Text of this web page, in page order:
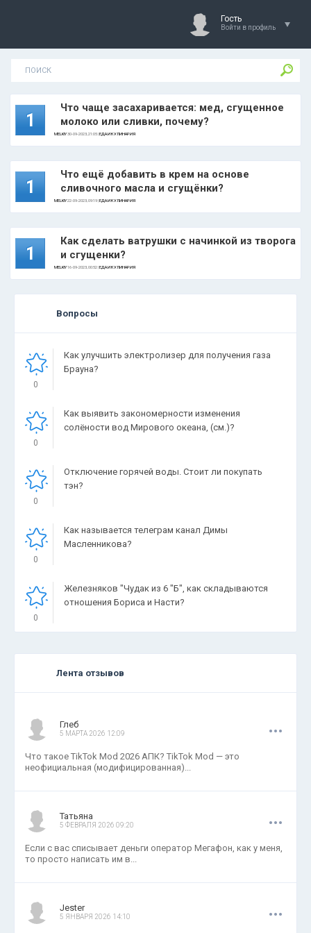
Гость
Войти в профиль
1
Что чаще засахаривается: мед, сгущенное
молоко или сливки, почему?
MELKIY30-09-2023, 21:05 |ЕДА И КУЛИНАРИЯ
1
Что ещё добавить в крем на основе
сливочного масла и сгущёнки?
MELKIY22-09-2023, 09:19 |ЕДА И КУЛИНАРИЯ
1
Как сделать ватрушки с начинкой из творога
и сгущенки?
MELKIY16-09-2023, 00:52 |ЕДА И КУЛИНАРИЯ
Вопросы
0
Как улучшить электролизер для получения газа
Брауна?
0
Как выявить закономерности изменения
солёности вод Мирового океана, (см.)?
0
Отключение горячей воды. Стоит ли покупать
тэн?
0
Как называется телеграм канал Димы
Масленникова?
0
Железняков "Чудак из 6 "Б", как складываются
отношения Бориса и Насти?
Лента отзывов
Глеб
5 МАРТА 2026 12:09 ...
Что такое TikTok Mod 2026 АПК? TikTok Mod — это
неофициальная (модифицированная)...
Татьяна
5 ФЕВРАЛЯ 2026 09:20 ...
Если с вас списывает деньги оператор Мегафон, как у меня,
то просто написать им в...
Jester
5 ЯНВАРЯ 2026 14:10 ...